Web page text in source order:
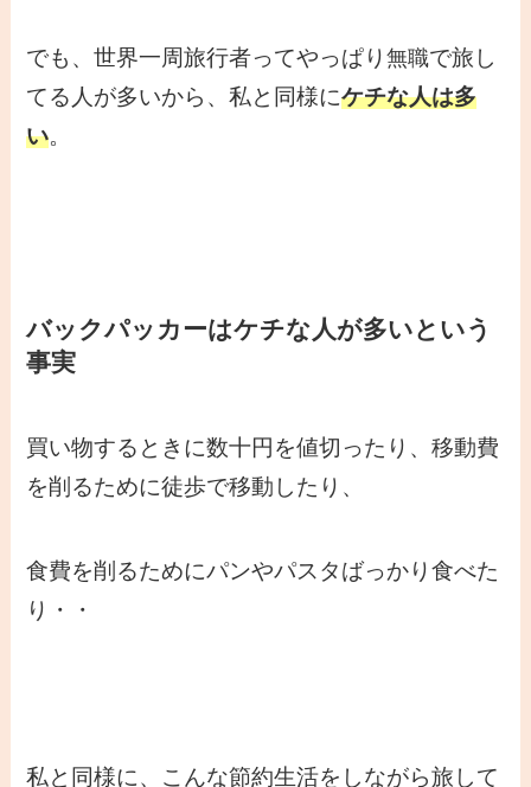
でも、世界一周旅行者ってやっぱり無職で旅し
てる人が多いから、私と同様にケチな人は多
い。
バックパッカーはケチな人が多いという
事実
買い物するときに数十円を値切ったり、移動費
を削るために徒歩で移動したり、
食費を削るためにパンやパスタばっかり食べた
り・・
私と同様に、こんな節約生活をしながら旅して